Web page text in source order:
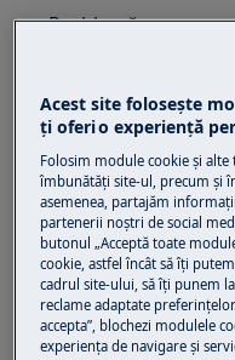
Problemă:
liber
Se aplică la:
Mașini de
Mașini de
Rezolvare:
1. Contactați un
Pentru a comanda
Acest site folosește
ţi oferi o experienţă
Folosim module cookie și
îmbunătăţi site-ul, precum și
asemenea, partajăm
partenerii noștri de social
butonul „Acceptă toate
cookie, astfel încât să îţi
cadrul site-ului, să îţi punem
reclame adaptate
accepta”, blochezi modulele
experienţa de navigare și